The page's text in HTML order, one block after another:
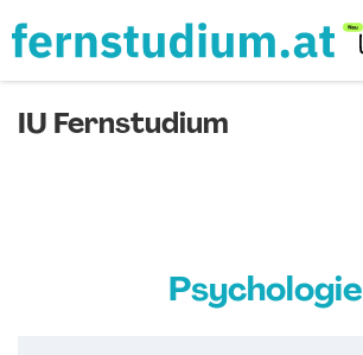
IU Fernstudium
Psychologie